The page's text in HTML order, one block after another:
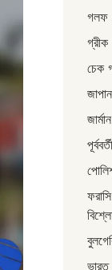
গলফ
চেক